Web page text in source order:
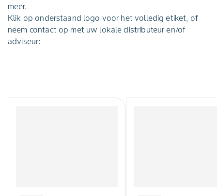
meer.
Klik op onderstaand logo voor het volledig etiket, of
neem contact op met uw lokale distributeur en/of
adviseur: